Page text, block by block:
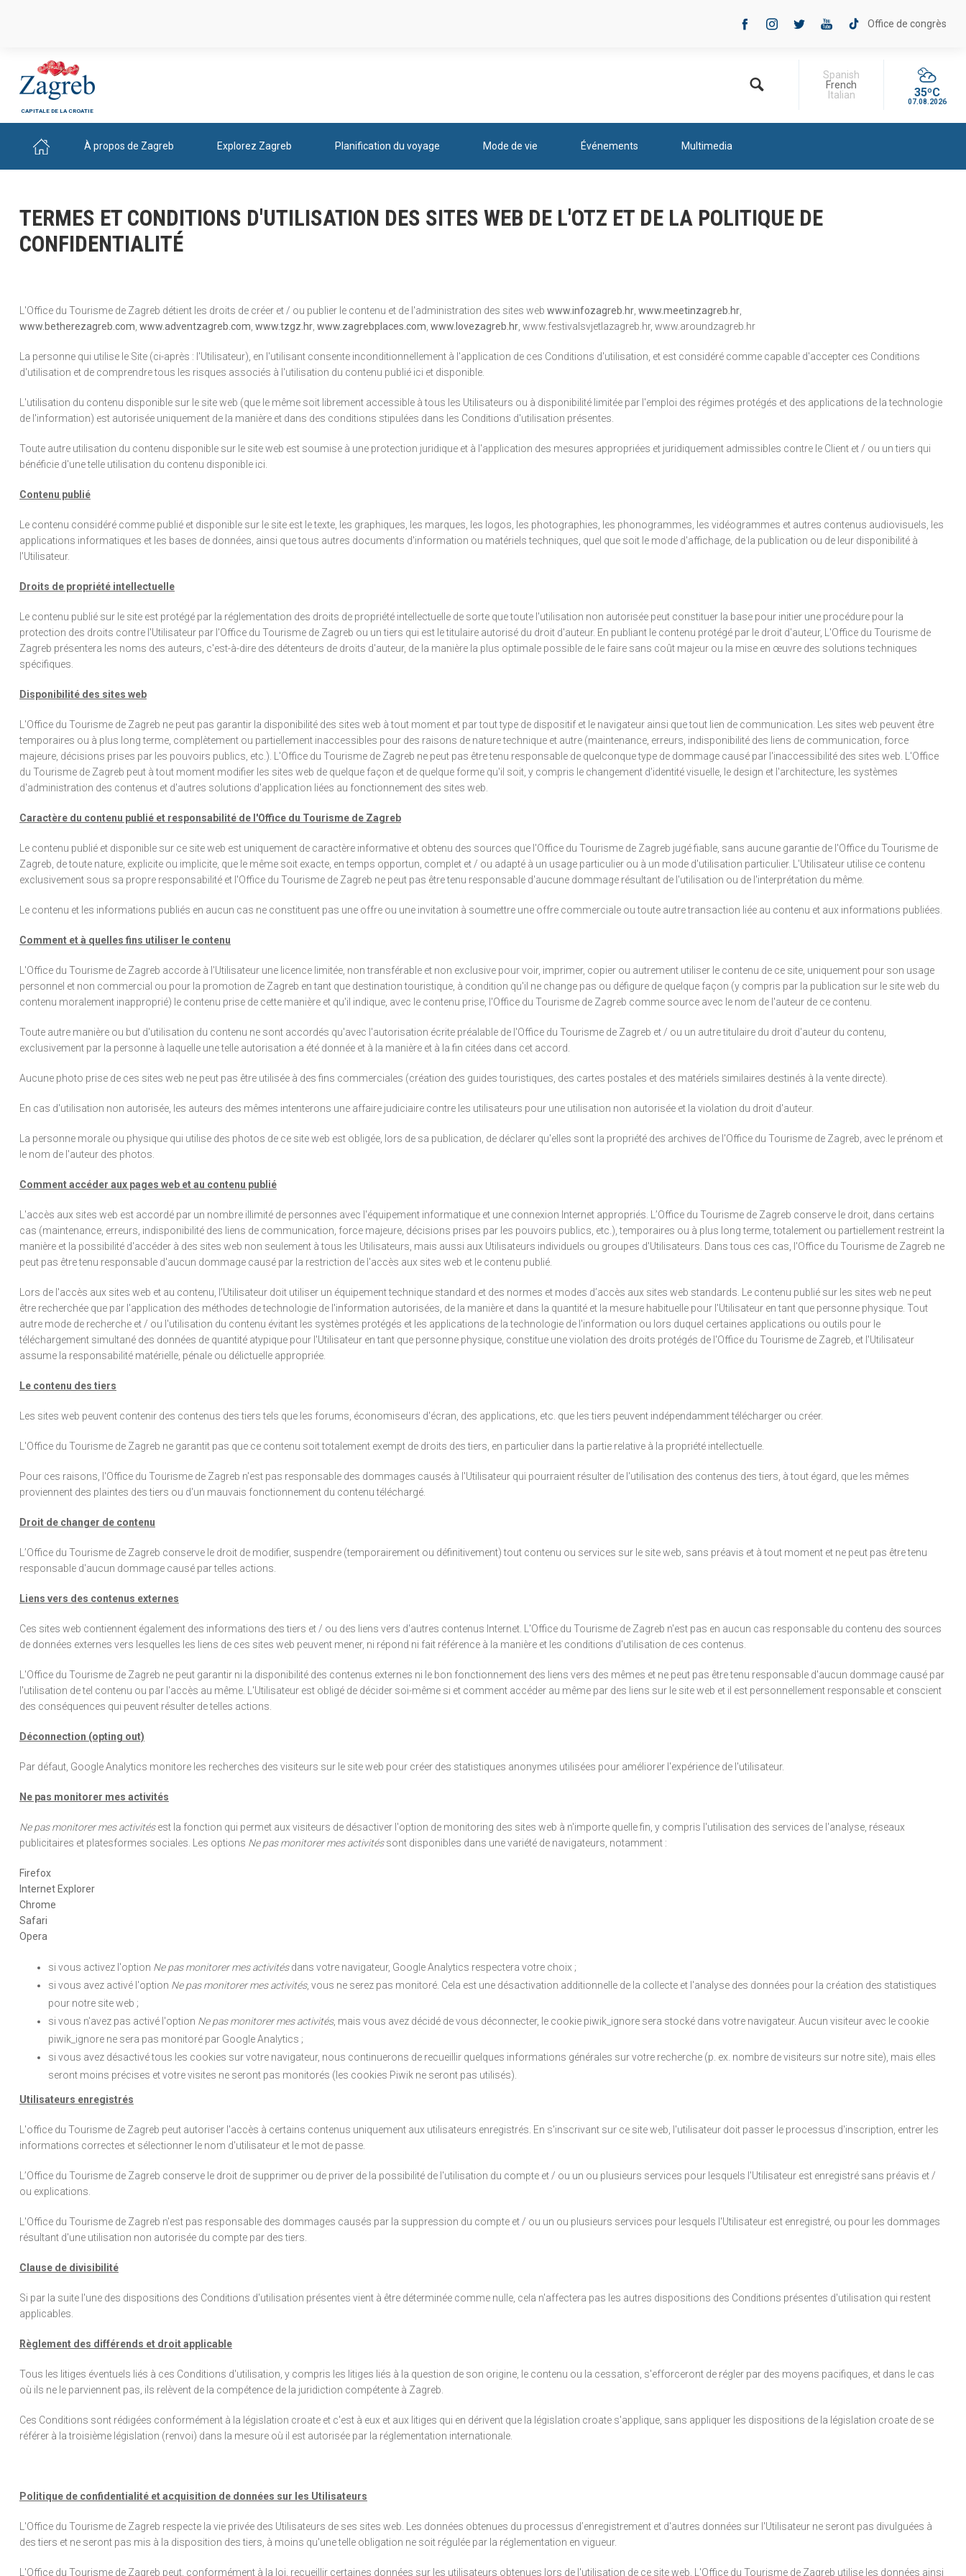
Office de congrès
CAPITALE DE LA CROATIE
Spanish
French
Italian
35ºC
07.08.2026
À propos de Zagreb Explorez Zagreb Planification du voyage Mode de vie Événements Multimedia
TERMES ET CONDITIONS D'UTILISATION DES SITES WEB DE L'OTZ ET DE LA POLITIQUE DE
CONFIDENTIALITÉ
L'Office du Tourisme de Zagreb détient les droits de créer et / ou publier le contenu et de l'administration des sites web www.infozagreb.hr www.meetinzagreb.hr
www.betherezagreb.com www.adventzagreb.com www.tzgz.hr www.zagrebplaces.com www.lovezagreb.hr www.festivalsvjetlazagreb.hr, www.aroundzagreb.hr
La personne qui utilise le Site (ci-après : l'Utilisateur), en l'utilisant consente inconditionnellement à l'application de ces Conditions d'utilisation, et est considéré comme capable d'accepter ces Conditions
d'utilisation et de comprendre tous les risques associés à l'utilisation du contenu publié ici et disponible.
L'utilisation du contenu disponible sur le site web (que le même soit librement accessible à tous les Utilisateurs ou à disponibilité limitée par l'emploi des régimes protégés et des applications de la technologie
de l'information) est autorisée uniquement de la manière et dans des conditions stipulées dans les Conditions d'utilisation présentes.
Toute autre utilisation du contenu disponible sur le site web est soumise à une protection juridique et à l'application des mesures appropriées et juridiquement admissibles contre le Client et / ou un tiers qui
bénéficie d'une telle utilisation du contenu disponible ici.
Contenu publié
Le contenu considéré comme publié et disponible sur le site est le texte, les graphiques, les marques, les logos, les photographies, les phonogrammes, les vidéogrammes et autres contenus audiovisuels, les
applications informatiques et les bases de données, ainsi que tous autres documents d'information ou matériels techniques, quel que soit le mode d'affichage, de la publication ou de leur disponibilité à
l'Utilisateur.
Droits de propriété intellectuelle
Le contenu publié sur le site est protégé par la réglementation des droits de propriété intellectuelle de sorte que toute l'utilisation non autorisée peut constituer la base pour initier une procédure pour la
protection des droits contre l'Utilisateur par l'Office du Tourisme de Zagreb ou un tiers qui est le titulaire autorisé du droit d'auteur. En publiant le contenu protégé par le droit d'auteur, L'Office du Tourisme de
Zagreb présentera les noms des auteurs, c'est-à-dire des détenteurs de droits d'auteur, de la manière la plus optimale possible de le faire sans coût majeur ou la mise en œuvre des solutions techniques
spécifiques.
Disponibilité des sites web
L'Office du Tourisme de Zagreb ne peut pas garantir la disponibilité des sites web à tout moment et par tout type de dispositif et le navigateur ainsi que tout lien de communication. Les sites web peuvent être
temporaires ou à plus long terme, complètement ou partiellement inaccessibles pour des raisons de nature technique et autre (maintenance, erreurs, indisponibilité des liens de communication, force
majeure, décisions prises par les pouvoirs publics, etc.). L'Office du Tourisme de Zagreb ne peut pas être tenu responsable de quelconque type de dommage causé par l'inaccessibilité des sites web. L'Office
du Tourisme de Zagreb peut à tout moment modifier les sites web de quelque façon et de quelque forme qu'il soit, y compris le changement d'identité visuelle, le design et l'architecture, les systèmes
d'administration des contenus et d'autres solutions d'application liées au fonctionnement des sites web.
Caractère du contenu publié et responsabilité de l'Office du Tourisme de Zagreb
Le contenu publié et disponible sur ce site web est uniquement de caractère informative et obtenu des sources que l'Office du Tourisme de Zagreb jugé fiable, sans aucune garantie de l'Office du Tourisme de
Zagreb, de toute nature, explicite ou implicite, que le même soit exacte, en temps opportun, complet et / ou adapté à un usage particulier ou à un mode d'utilisation particulier. L'Utilisateur utilise ce contenu
exclusivement sous sa propre responsabilité et l'Office du Tourisme de Zagreb ne peut pas être tenu responsable d'aucune dommage résultant de l'utilisation ou de l'interprétation du même.
Le contenu et les informations publiés en aucun cas ne constituent pas une offre ou une invitation à soumettre une offre commerciale ou toute autre transaction liée au contenu et aux informations publiées.
Comment et à quelles fins utiliser le contenu
L'Office du Tourisme de Zagreb accorde à l'Utilisateur une licence limitée, non transférable et non exclusive pour voir, imprimer, copier ou autrement utiliser le contenu de ce site, uniquement pour son usage
personnel et non commercial ou pour la promotion de Zagreb en tant que destination touristique, à condition qu'il ne change pas ou défigure de quelque façon (y compris par la publication sur le site web du
contenu moralement inapproprié) le contenu prise de cette manière et qu'il indique, avec le contenu prise, l'Office du Tourisme de Zagreb comme source avec le nom de l'auteur de ce contenu.
Toute autre manière ou but d'utilisation du contenu ne sont accordés qu'avec l'autorisation écrite préalable de l'Office du Tourisme de Zagreb et / ou un autre titulaire du droit d'auteur du contenu,
exclusivement par la personne à laquelle une telle autorisation a été donnée et à la manière et à la fin citées dans cet accord.
Aucune photo prise de ces sites web ne peut pas être utilisée à des fins commerciales (création des guides touristiques, des cartes postales et des matériels similaires destinés à la vente directe).
En cas d'utilisation non autorisée, les auteurs des mêmes intenterons une affaire judiciaire contre les utilisateurs pour une utilisation non autorisée et la violation du droit d'auteur.
La personne morale ou physique qui utilise des photos de ce site web est obligée, lors de sa publication, de déclarer qu'elles sont la propriété des archives de l'Office du Tourisme de Zagreb, avec le prénom et
le nom de l'auteur des photos.
Comment accéder aux pages web et au contenu publié
L'accès aux sites web est accordé par un nombre illimité de personnes avec l'équipement informatique et une connexion Internet appropriés. L’Office du Tourisme de Zagreb conserve le droit, dans certains
cas (maintenance, erreurs, indisponibilité des liens de communication, force majeure, décisions prises par les pouvoirs publics, etc.), temporaires ou à plus long terme, totalement ou partiellement restreint la
manière et la possibilité d'accéder à des sites web non seulement à tous les Utilisateurs, mais aussi aux Utilisateurs individuels ou groupes d'Utilisateurs. Dans tous ces cas, l'Office du Tourisme de Zagreb ne
peut pas être tenu responsable d'aucun dommage causé par la restriction de l'accès aux sites web et le contenu publié.
Lors de l'accès aux sites web et au contenu, l'Utilisateur doit utiliser un équipement technique standard et des normes et modes d’accès aux sites web standards. Le contenu publié sur les sites web ne peut
être recherchée que par l'application des méthodes de technologie de l'information autorisées, de la manière et dans la quantité et la mesure habituelle pour l'Utilisateur en tant que personne physique. Tout
autre mode de recherche et / ou l'utilisation du contenu évitant les systèmes protégés et les applications de la technologie de l'information ou lors duquel certaines applications ou outils pour le
téléchargement simultané des données de quantité atypique pour l'Utilisateur en tant que personne physique, constitue une violation des droits protégés de l'Office du Tourisme de Zagreb, et l'Utilisateur
assume la responsabilité matérielle, pénale ou délictuelle appropriée.
Le contenu des tiers
Les sites web peuvent contenir des contenus des tiers tels que les forums, économiseurs d'écran, des applications, etc. que les tiers peuvent indépendamment télécharger ou créer.
L'Office du Tourisme de Zagreb ne garantit pas que ce contenu soit totalement exempt de droits des tiers, en particulier dans la partie relative à la propriété intellectuelle.
Pour ces raisons, l'Office du Tourisme de Zagreb n'est pas responsable des dommages causés à l'Utilisateur qui pourraient résulter de l'utilisation des contenus des tiers, à tout égard, que les mêmes
proviennent des plaintes des tiers ou d'un mauvais fonctionnement du contenu téléchargé.
Droit de changer de contenu
L’Office du Tourisme de Zagreb conserve le droit de modifier, suspendre (temporairement ou définitivement) tout contenu ou services sur le site web, sans préavis et à tout moment et ne peut pas être tenu
responsable d'aucun dommage causé par telles actions.
Liens vers des contenus externes
Ces sites web contiennent également des informations des tiers et / ou des liens vers d'autres contenus Internet. L'Office du Tourisme de Zagreb n'est pas en aucun cas responsable du contenu des sources
de données externes vers lesquelles les liens de ces sites web peuvent mener, ni répond ni fait référence à la manière et les conditions d'utilisation de ces contenus.
L'Office du Tourisme de Zagreb ne peut garantir ni la disponibilité des contenus externes ni le bon fonctionnement des liens vers des mêmes et ne peut pas être tenu responsable d'aucun dommage causé par
l'utilisation de tel contenu ou par l'accès au même. L'Utilisateur est obligé de décider soi-même si et comment accéder au même par des liens sur le site web et il est personnellement responsable et conscient
des conséquences qui peuvent résulter de telles actions.
Déconnection (opting out)
Par défaut, Google Analytics monitore les recherches des visiteurs sur le site web pour créer des statistiques anonymes utilisées pour améliorer l'expérience de l'utilisateur.
Ne pas monitorer mes activités
Ne pas monitorer mes activitésest la fonction qui permet aux visiteurs de désactiver l'option de monitoring des sites web à n'importe quelle fin, y compris l'utilisation des services de l'analyse, réseaux
publicitaires et platesformes sociales. Les options Ne pas monitorer mes activitéssont disponibles dans une variété de navigateurs, notamment :
Firefox
Internet Explorer
Chrome
Safari
Opera
si vous activez l'option Ne pas monitorer mes activitésdans votre navigateur, Google Analytics respectera votre choix ;
si vous avez activé l'option Ne pas monitorer mes activités, vous ne serez pas monitoré. Cela est une désactivation additionnelle de la collecte et l'analyse des données pour la création des statistiques
pour notre site web ;
si vous n'avez pas activé l'option Ne pas monitorer mes activités, mais vous avez décidé de vous déconnecter, le cookie piwik_ignore sera stocké dans votre navigateur. Aucun visiteur avec le cookie
piwik_ignore ne sera pas monitoré par Google Analytics ;
si vous avez désactivé tous les cookies sur votre navigateur, nous continuerons de recueillir quelques informations générales sur votre recherche (p. ex. nombre de visiteurs sur notre site), mais elles
seront moins précises et votre visites ne seront pas monitorés (les cookies Piwik ne seront pas utilisés).
Utilisateurs enregistrés
L'office du Tourisme de Zagreb peut autoriser l'accès à certains contenus uniquement aux utilisateurs enregistrés. En s'inscrivant sur ce site web, l'utilisateur doit passer le processus d'inscription, entrer les
informations correctes et sélectionner le nom d'utilisateur et le mot de passe.
L’Office du Tourisme de Zagreb conserve le droit de supprimer ou de priver de la possibilité de l'utilisation du compte et / ou un ou plusieurs services pour lesquels l'Utilisateur est enregistré sans préavis et /
ou explications.
L'Office du Tourisme de Zagreb n'est pas responsable des dommages causés par la suppression du compte et / ou un ou plusieurs services pour lesquels l'Utilisateur est enregistré, ou pour les dommages
résultant d'une utilisation non autorisée du compte par des tiers.
Clause de divisibilité
Si par la suite l'une des dispositions des Conditions d'utilisation présentes vient à être déterminée comme nulle, cela n'affectera pas les autres dispositions des Conditions présentes d'utilisation qui restent
applicables.
Règlement des différends et droit applicable
Tous les litiges éventuels liés à ces Conditions d'utilisation, y compris les litiges liés à la question de son origine, le contenu ou la cessation, s'efforceront de régler par des moyens pacifiques, et dans le cas
où ils ne le parviennent pas, ils relèvent de la compétence de la juridiction compétente à Zagreb.
Ces Conditions sont rédigées conformément à la législation croate et c'est à eux et aux litiges qui en dérivent que la législation croate s'applique, sans appliquer les dispositions de la législation croate de se
référer à la troisième législation (renvoi) dans la mesure où il est autorisée par la réglementation internationale.
Politique de confidentialité et acquisition de données sur les Utilisateurs
L'Office du Tourisme de Zagreb respecte la vie privée des Utilisateurs de ses sites web. Les données obtenues du processus d’enregistrement et d'autres données sur l'Utilisateur ne seront pas divulguées à
des tiers et ne seront pas mis à la disposition des tiers, à moins qu'une telle obligation ne soit régulée par la réglementation en vigueur.
L'Office du Tourisme de Zagreb peut, conformément à la loi, recueillir certaines données sur les utilisateurs obtenues lors de l'utilisation de ce site web. L'Office du Tourisme de Zagreb utilise les données ainsi